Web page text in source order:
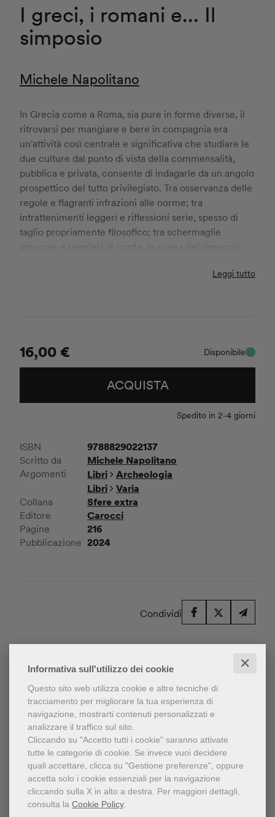
Informativa sull'utilizzo dei cookie ✕
Questo sito web utilizza cookie e altre tecniche di
tracciamento per migliorare la tua esperienza di
navigazione, mostrarti contenuti personalizzati e
analizzare il traffico sul sito.
Cliccando su "Accetto tutti i cookie" saranno attivate
tutte le categorie di cookie. Se invece vuoi decidere
quali accettare, clicca su "Gestione preferenze", oppure
accetta solo i cookie essenziali per la navigazione
cliccando sulla X in alto a destra. Per maggiori dettagli,
consulta la Cookie Policy.
I greci, i romani e... Il
simposio
Michele Napolitano
In Grecia come a Roma, sia pure in forme diverse, il
ritrovarsi per mangiare e bere in compagnia era
un'attività così centrale e significativa che studiare le
due culture dal punto di vista della commensalità,
pubblica e privata, consente di indagarle da un angolo
prospettico del tutto privilegiato. Tra osservanza delle
regole e flagranti infrazioni alle norme; tra
intrattenimenti leggeri e riflessioni serie, spesso di
taglio propriamente filosofico; tra schermaglie
amorose e pensieri di morte, la scena del simposio
particolarmente eterogenee quanto a occasioni,Leggi tutto
16,00 €
ACQUISTA
Spedito in 2-4 giorni
Disponibile
Scritto da Michele Napolitano
Argomenti Libri
Archeologia
Libri
Varia
Collana Sfere extra
Editore Carocci
Pagine 216
Pubblicazione 2024
ISBN 9788829022137
Condividi
Ti potrebbe interessare
anche